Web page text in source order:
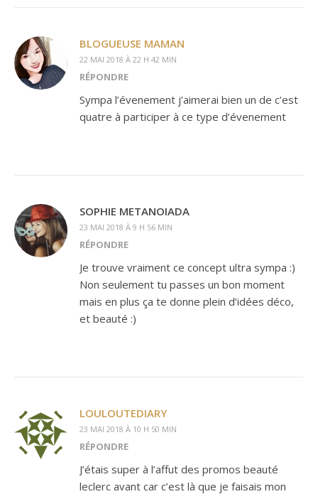
BLOGUEUSE MAMAN
22 MAI 2018 À 22 H 42 MIN
RÉPONDRE
Sympa l’évenement j’aimerai bien un de c’est
quatre à participer à ce type d’évenement
SOPHIE METANOIADA
23 MAI 2018 À 9 H 56 MIN
RÉPONDRE
Je trouve vraiment ce concept ultra sympa :)
Non seulement tu passes un bon moment
mais en plus ça te donne plein d’idées déco,
et beauté :)
LOULOUTEDIARY
23 MAI 2018 À 10 H 50 MIN
RÉPONDRE
J’étais super à l’affut des promos beauté
leclerc avant car c’est là que je faisais mon